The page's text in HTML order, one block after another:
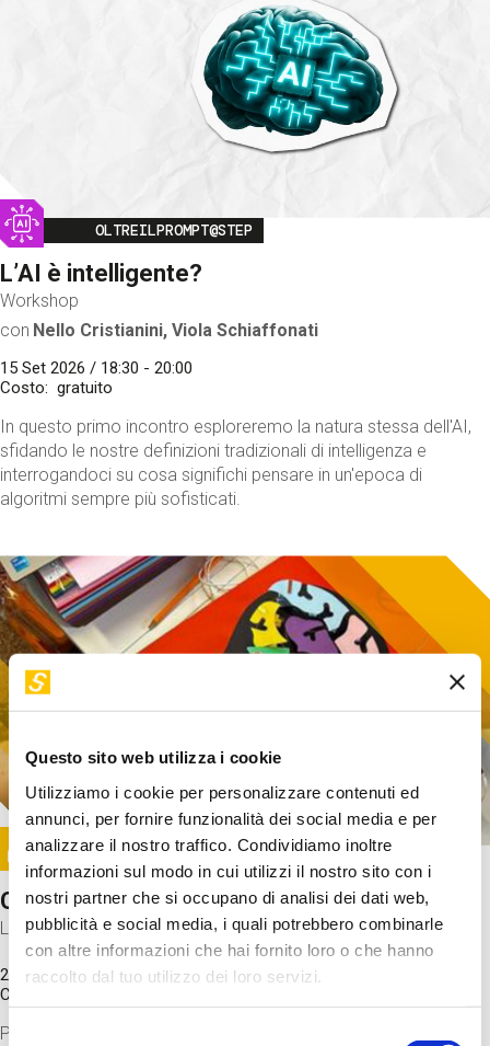
Questo sito web utilizza i cookie
Utilizziamo i cookie per personalizzare contenuti ed
annunci, per fornire funzionalità dei social media e per
analizzare il nostro traffico. Condividiamo inoltre
informazioni sul modo in cui utilizzi il nostro sito con i
nostri partner che si occupano di analisi dei dati web,
pubblicità e social media, i quali potrebbero combinarle
con altre informazioni che hai fornito loro o che hanno
raccolto dal tuo utilizzo dei loro servizi.
Selezione
Image
OLTREILPROMPT@STEP
L’AI è intelligente?
Workshop
con Nello Cristianini, Viola Schiaffonati
15 Set 2026 / 18:30 - 20:00
Costo
gratuito
In questo primo incontro esploreremo la natura stessa dell'AI,
sfidando le nostre definizioni tradizionali di intelligenza e
interrogandoci su cosa significhi pensare in un'epoca di
algoritmi sempre più sofisticati.
Image
SUNDAY@STEP
Come funziona il cervello?
Laboratorio
20 Set 2026 / 11:15 - 13:00
Costo
Proveremo a costruire un cervello in cartoncino cercando di